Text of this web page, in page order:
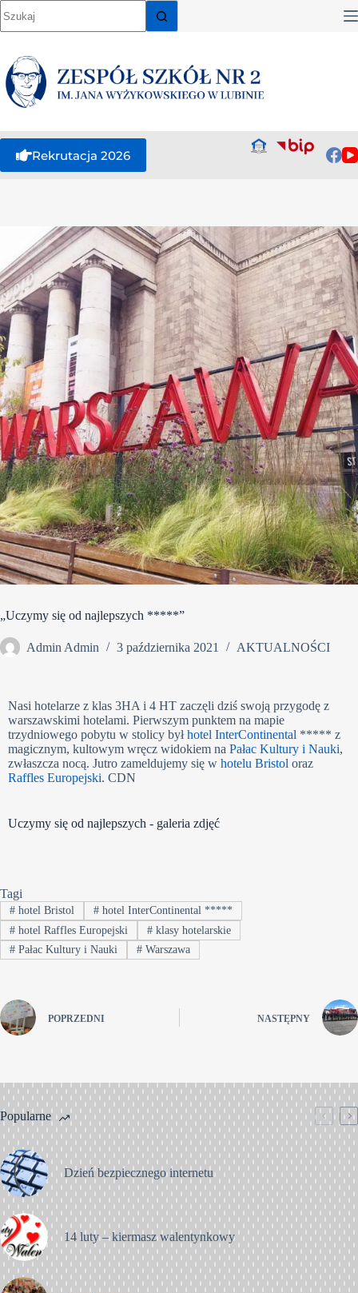
Rekrutacja 2026
„Uczymy się od najlepszych *****”
Admin Admin 3 października 2021 AKTUALNOŚCI
Nasi hotelarze z klas 3HA i 4 HT zaczęli dziś swoją przygodę z
warszawskimi hotelami. Pierwszym punktem na mapie
trzydniowego pobytu w stolicy byłhotel InterContinental ***** z
magicznym, kultowym wręcz widokiem na Pałac Kultury i Nauki,
zwłaszcza nocą. Jutro zameldujemy się w hotelu Bristol oraz
Raffles Europejski. CDN
Uczymy się od najlepszych - galeria zdjęć
Tagi
#hotel Bristol #hotel InterContinental *****
#hotel Raffles Europejski #klasy hotelarskie
#Pałac Kultury i Nauki #Warszawa
POPRZEDNI NASTĘPNY
Popularne
Dzień bezpiecznego internetu
14 luty – kiermasz walentynkowy